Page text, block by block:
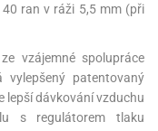
ran v ráži 5,5 mm (při
vzájemné spolupráce
vylepšený patentovaný
lepší dávkování vzduchu
s regulátorem tlaku